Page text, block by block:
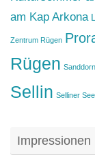
am Kap Arkona
Zentrum Rügen
Rügen Sanddorn
Sellin Selliner See
Impressionen